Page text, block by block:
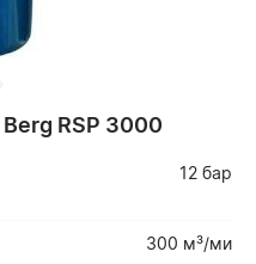
RSP 3000
12 бар
300 м³/ми